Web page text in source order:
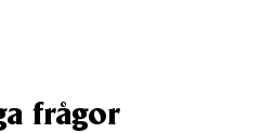
frågor